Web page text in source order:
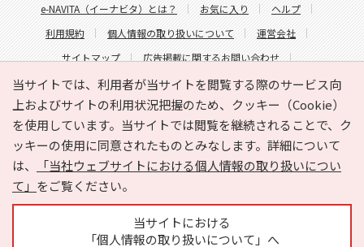
当サイトでは、利用者が当サイトを閲覧する際のサービス向
上およびサイトの利用状況把握のため、クッキー（Cookie）
を使用しています。当サイトでは閲覧を継続されることで、ク
ッキーの使用に同意されたものとみなします。詳細について
は、
「当社ウェブサイトにおける個人情報の取り扱いについ
て」 をご覧ください。
当サイトにおける
「個人情報の取り扱いについて」へ
e-NAVITA（イーナビタ）とは？ お気に入り
ヘルプ
利用規約
個人情報の取り扱いについて
運営会社
サイトマップ
広告掲載に関するお問い合わせ
サイトの内容に関するお問い合わせ
Copyright © HYOJITO.Co.,Ltd. All Rights Reserved.